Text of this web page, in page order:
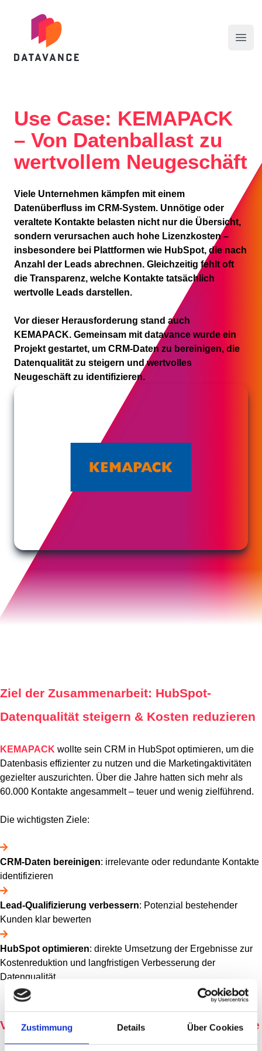
Zustimmung Details Über Cookies
datavance GmbH
Use Case: KEMAPACK
– Von Datenballast zu
wertvollem Neugeschäft
Viele Unternehmen kämpfen mit einem
Datenüberfluss im CRM-System. Unnötige oder
veraltete Kontakte belasten nicht nur die Übersicht,
sondern verursachen auch hohe Lizenzkosten –
insbesondere bei Plattformen wie HubSpot, die nach
Anzahl der Leads abrechnen. Gleichzeitig fehlt oft
die Transparenz, welche Kontakte tatsächlich
wertvolle Leads darstellen.
Vor dieser Herausforderung stand auch
KEMAPACK. Gemeinsam mit datavance wurde ein
Projekt gestartet, um CRM-Daten zu bereinigen, die
Datenqualität zu steigern und wertvolles
Neugeschäft zu identifizieren.
Ziel der Zusammenarbeit: HubSpot-
Datenqualität steigern & Kosten reduzieren
KEMAPACK wollte sein CRM in HubSpot optimieren, um die
Datenbasis effizienter zu nutzen und die Marketingaktivitäten
gezielter auszurichten. Über die Jahre hatten sich mehr als
60.000 Kontakte angesammelt – teuer und wenig zielführend.
Die wichtigsten Ziele:
CRM-Daten bereinigen: irrelevante oder redundante Kontakte
identifizieren
Lead-Qualifizierung verbessern: Potenzial bestehender
Kunden klar bewerten
HubSpot optimieren: direkte Umsetzung der Ergebnisse zur
Kostenreduktion und langfristigen Verbesserung der
Datenqualität
Vorgehensweise: KI-gestützte CRM-Analyse